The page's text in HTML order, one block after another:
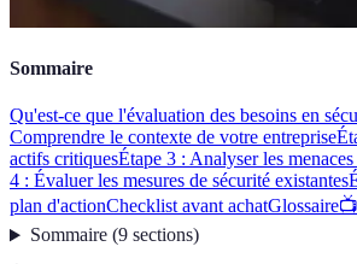
Sommaire
Qu'est-ce que l'évaluation des besoins en
Comprendre le contexte de votre entreprise
actifs critiquesÉtape 3 : Analyser les
4 : Évaluer les mesures de sécurité existantes
plan d'actionChecklist avant achatGlossaire
Sommaire(9 sections)